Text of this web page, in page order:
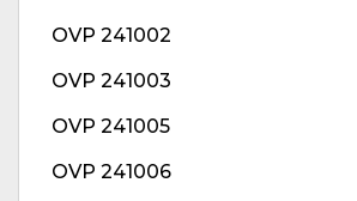
OVP 241002
OVP 241003
OVP 241005
OVP 241006